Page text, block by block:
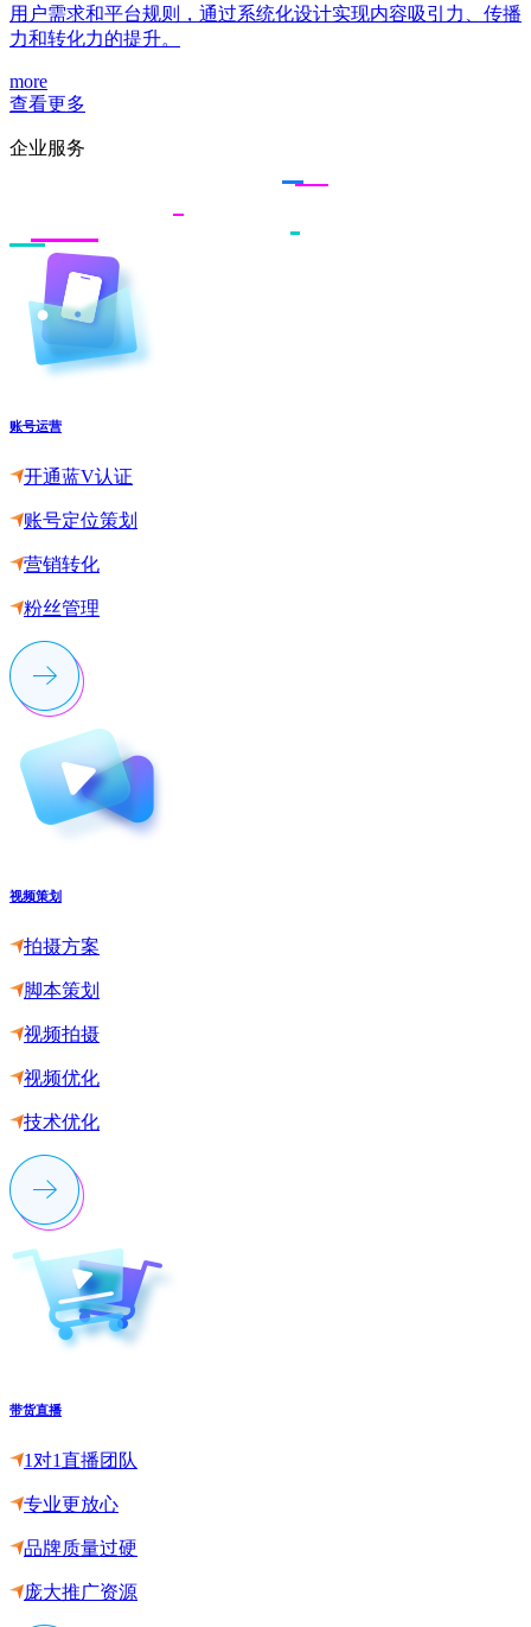
用户需求和平台规则，通过系统化设计实现内容吸引力、传播
力和转化力的提升。
more
查看更多
企业服务
账号运营
开通蓝V认证
账号定位策划
营销转化
粉丝管理
视频策划
拍摄方案
脚本策划
视频拍摄
视频优化
技术优化
带货直播
1对1直播团队
专业更放心
品牌质量过硬
庞大推广资源